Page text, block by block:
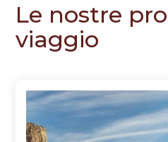
Le nostre
viaggio